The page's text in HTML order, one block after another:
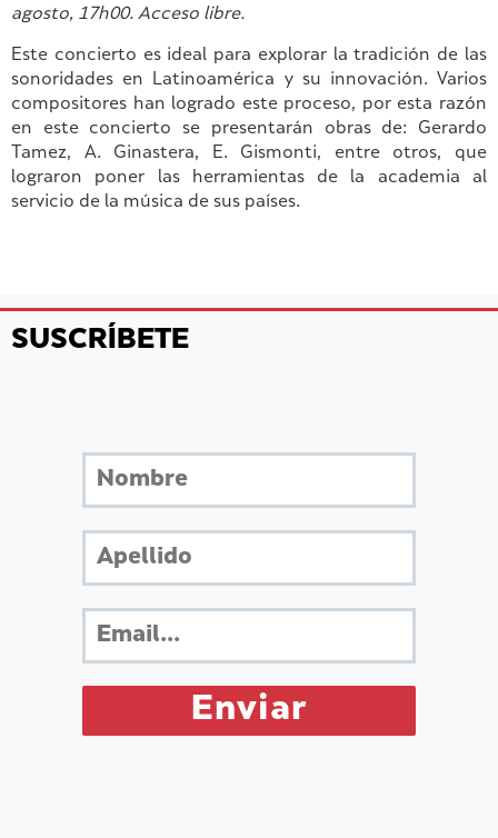
agosto, 17h00. Acceso libre.
Este concierto es ideal para explorar la tradición de las
sonoridades en Latinoamérica y su innovación. Varios
compositores han logrado este proceso, por esta razón
en este concierto se presentarán obras de: Gerardo
Tamez, A. Ginastera, E. Gismonti, entre otros, que
lograron poner las herramientas de la academia al
servicio de la música de sus países.
SUSCRÍBETE